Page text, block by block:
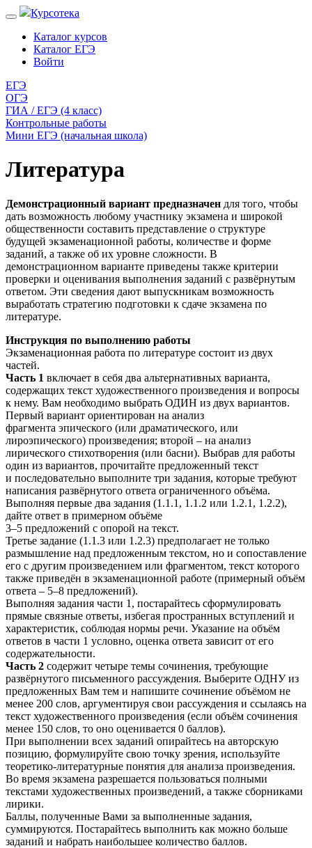
Курсотека
Каталог курсов
Каталог ЕГЭ
Войти
ЕГЭ
ОГЭ
ГИА / ЕГЭ (4 класс)
Контрольные работы
Мини ЕГЭ (начальная школа)
Литература
Демонстрационный вариант предназначен для того, чтобы
дать возможность любому участнику экзамена и широкой
общественности составить представление о структуре
будущей экзаменационной работы, количестве и форме
заданий, а также об их уровне сложности. В
демонстрационном варианте приведены также критерии
проверки и оценивания выполнения заданий с развёрнутым
ответом. Эти сведения дают выпускникам возможность
выработать стратегию подготовки к сдаче экзамена по
литературе.
Инструкция по выполнению работы
Экзаменационная работа по литературе состоит из двух
частей.
Часть 1 включает в себя два альтернативных варианта,
содержащих текст художественного произведения и вопросы
к нему. Вам необходимо выбрать ОДИН из двух вариантов.
Первый вариант ориентирован на анализ
фрагмента эпического (или драматического, или
лироэпического) произведения; второй – на анализ
лирического стихотворения (или басни). Выбрав для работы
один из вариантов, прочитайте предложенный текст
и последовательно выполните три задания, которые требуют
написания развёрнутого ответа ограниченного объёма.
Выполняя первые два задания (1.1.1, 1.1.2 или 1.2.1, 1.2.2),
дайте ответ в примерном объёме
3–5 предложений с опорой на текст.
Третье задание (1.1.3 или 1.2.3) предполагает не только
размышление над предложенным текстом, но и сопоставление
его с другим произведением или фрагментом, текст которого
также приведён в экзаменационной работе (примерный объём
ответа – 5–8 предложений).
Выполняя задания части 1, постарайтесь сформулировать
прямые связные ответы, избегая пространных вступлений и
характеристик, соблюдая нормы речи. Указание на объём
ответов в части 1 условно, оценка ответа зависит от его
содержательности.
Часть 2 содержит четыре темы сочинения, требующие
развёрнутого письменного рассуждения. Выберите ОДНУ из
предложенных Вам тем и напишите сочинение объёмом не
менее 200 слов, аргументируя свои рассуждения и ссылаясь на
текст художественного произведения (если объём сочинения
менее 150 слов, то оно оценивается 0 баллов).
При выполнении всех заданий опирайтесь на авторскую
позицию, формулируйте свою точку зрения, используйте
теоретико-литературные понятия для анализа произведения.
Во время экзамена разрешается пользоваться полными
текстами художественных произведений, а также сборниками
лирики.
Баллы, полученные Вами за выполненные задания,
суммируются. Постарайтесь выполнить как можно больше
заданий и набрать наибольшее количество баллов.